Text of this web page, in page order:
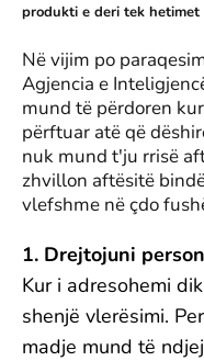
produkti e deri tek hetimet
Në vijim po
Agjencia e
mund të përdoren
përftuar atë që
nuk mund t'ju rrisë
zhvillon aftësitë
vlefshme në çdo
1. Drejtojuni
Kur i adresohemi
shenjë vlerësimi.
madje mund të